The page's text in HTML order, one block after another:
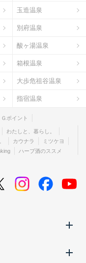
玉造温泉
別府温泉
酸ヶ湯温泉
箱根温泉
大歩危祖谷温泉
指宿温泉
Ｇポイント
わたしと、暮らし。
カウナラ
ミツケヨ
ハーブ酒のススメ